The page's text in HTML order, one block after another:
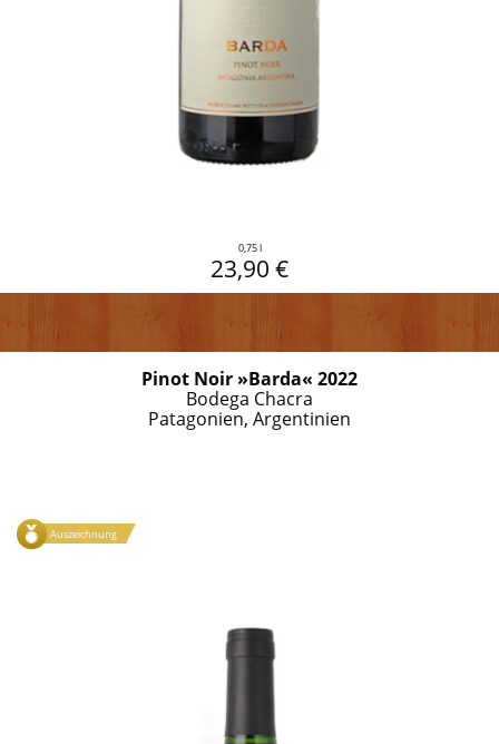
0,75 l
23,90 €
Pinot Noir »Barda« 2022
Bodega Chacra
Patagonien, Argentinien
Auszeichnung